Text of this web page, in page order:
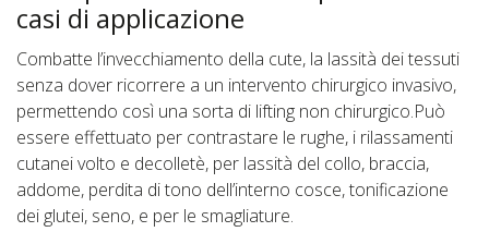
casi di applicazione
Combatte l’invecchiamento della cute, la lassità dei tessuti
senza dover ricorrere a un intervento chirurgico invasivo,
permettendo così una sorta di lifting non chirurgico.Può
essere effettuato per contrastare le rughe, i rilassamenti
cutanei volto e decolletè, per lassità del collo, braccia,
addome, perdita di tono dell’interno cosce, tonificazione
dei glutei, seno, e per le smagliature.